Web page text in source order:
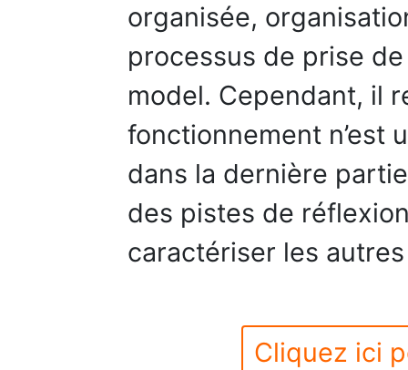
organisée,
processus de prise
model. Cependant, il
fonctionnement n’est
dans la dernière
des pistes de
caractériser les
Cliquez ici